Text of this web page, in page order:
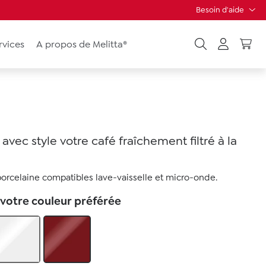
Besoin d'aide
A propos de Melitta®
avec style votre café fraîchement filtré à la
compatibles lave-vaisselle et micro-onde.
couleur préférée